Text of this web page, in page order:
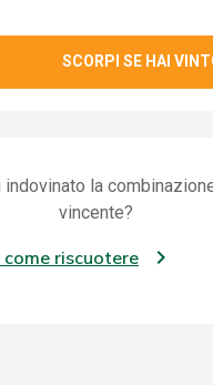
SCORPI SE HAI
indovinato la
vincente?
come riscuotere